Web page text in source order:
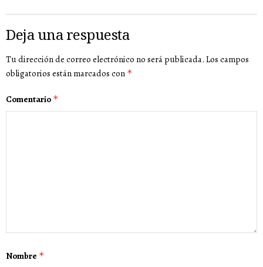
Deja una respuesta
Tu dirección de correo electrónico no será publicada. Los campos
obligatorios están marcados con *
Comentario *
Nombre *